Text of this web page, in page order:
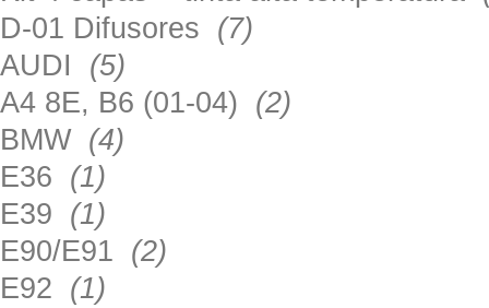
D-01 Difusores (7)
AUDI (5)
A4 8E, B6 (01-04) (2)
BMW (4)
E36 (1)
E39 (1)
E90/E91 (2)
E92 (1)